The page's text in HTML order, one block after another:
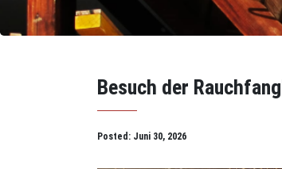
Besuch der
Posted: Juni 30, 2026